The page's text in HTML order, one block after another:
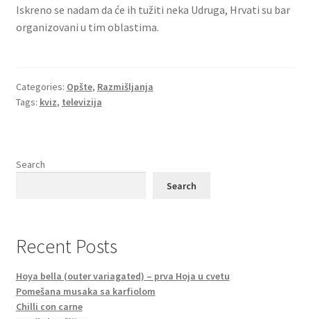
Iskreno se nadam da će ih tužiti neka Udruga, Hrvati su bar
organizovani u tim oblastima.
Categories: Opšte, Razmišljanja
Tags: kviz, televizija
Search
Search
Recent Posts
Hoya bella (outer variagated) – prva Hoja u cvetu
Pomešana musaka sa karfiolom
Chilli con carne